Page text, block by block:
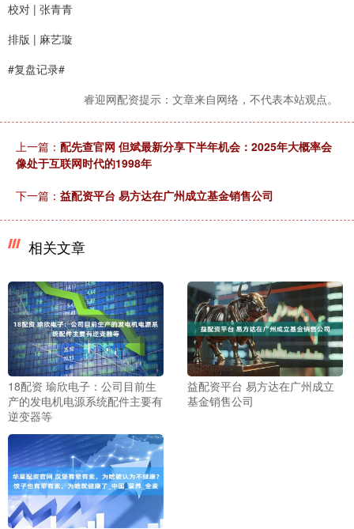
校对 | 张青青
排版 | 麻艺璇
#复盘记录#
睿迎网配资提示：文章来自网络，不代表本站观点。
上一篇： 配先查官网 但斌最新分享下半年机会：2025年大概率会
像处于互联网时代的1998年
下一篇： 益配资平台 易方达在广州成立基金销售公司
相关文章
18配资 瑜欣电子：公司目前生
产的发电机电源系统配件主要有
逆变器等
益配资平台 易方达在广州成立
基金销售公司